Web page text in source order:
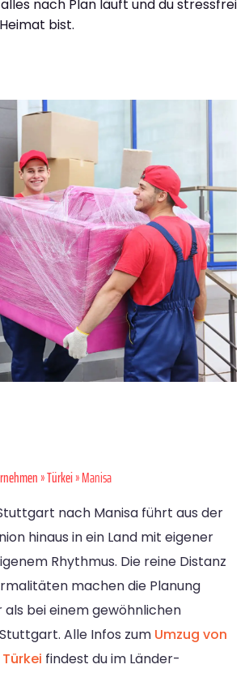
nach Plan läuft und du stressfrei
bist.
»Türkei» Manisa
nach Manisa führt aus der
hinaus in ein Land mit eigener
Rhythmus. Die reine Distanz
machen die Planung
bei einem gewöhnlichen
Alle Infos zum Umzug von
findest du im Länder-